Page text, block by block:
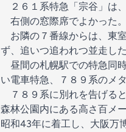
２６１系特急「宗谷」は
右側の窓際席でよかった。
お隣の７番線からは、東
ず、追いつ追われつ並走した
昼間の札幌駅での特急同
い電車特急、７８９系のメ
７８９系に別れを告げる
森林公園内にある高さ百メ
昭和43年に着工し、大阪万